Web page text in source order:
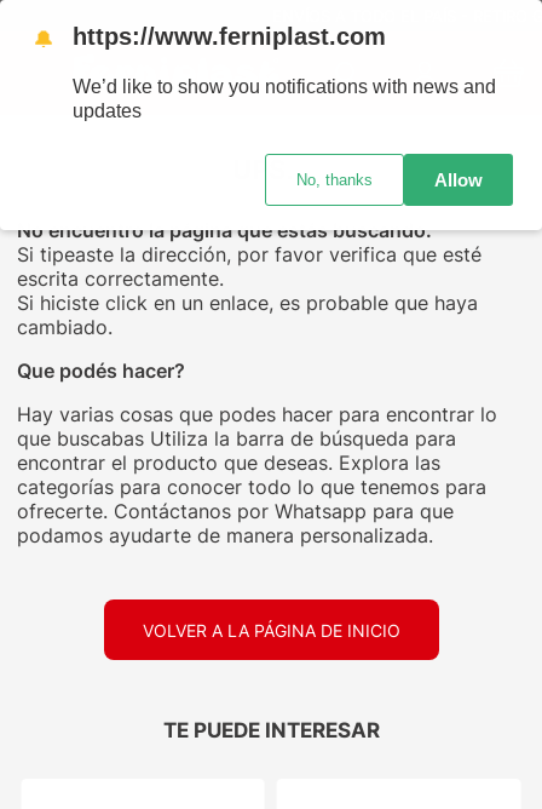
UPS...
No encuentro la página que estás buscando.
Si tipeaste la dirección, por favor verifica que esté
escrita correctamente.
Si hiciste click en un enlace, es probable que haya
cambiado.
Que podés hacer?
Hay varias cosas que podes hacer para encontrar lo
que buscabas Utiliza la barra de búsqueda para
encontrar el producto que deseas. Explora las
categorías para conocer todo lo que tenemos para
ofrecerte. Contáctanos por Whatsapp para que
podamos ayudarte de manera personalizada.
VOLVER A LA PÁGINA DE INICIO
TE PUEDE INTERESAR
🔔 https://www.ferniplast.com
We’d like to show you notifications with news and
updates
No, thanks Allow